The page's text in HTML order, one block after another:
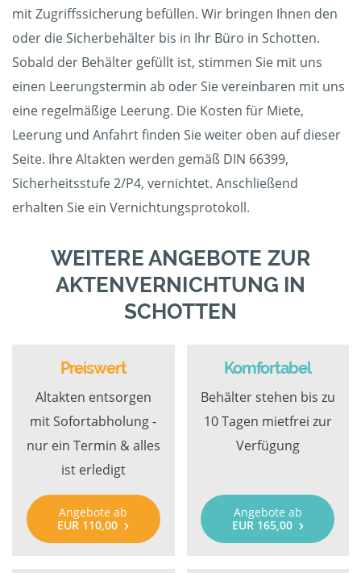
mit Zugriffssicherung befüllen. Wir bringen Ihnen den
oder die Sicherbehälter bis in Ihr Büro in Schotten.
Sobald der Behälter gefüllt ist, stimmen Sie mit uns
einen Leerungstermin ab oder Sie vereinbaren mit uns
eine regelmäßige Leerung. Die Kosten für Miete,
Leerung und Anfahrt finden Sie weiter oben auf dieser
Seite. Ihre Altakten werden gemäß DIN 66399,
Sicherheitsstufe 2/P4, vernichtet. Anschließend
erhalten Sie ein Vernichtungsprotokoll.
WEITERE ANGEBOTE ZUR
AKTENVERNICHTUNG IN
SCHOTTEN
Preiswert
Altakten entsorgen
mit Sofortabholung -
nur ein Termin & alles
ist erledigt
Angebote ab
EUR 110,00
Komfortabel
Behälter stehen bis zu
10 Tagen mietfrei zur
Verfügung
Angebote ab
EUR 165,00